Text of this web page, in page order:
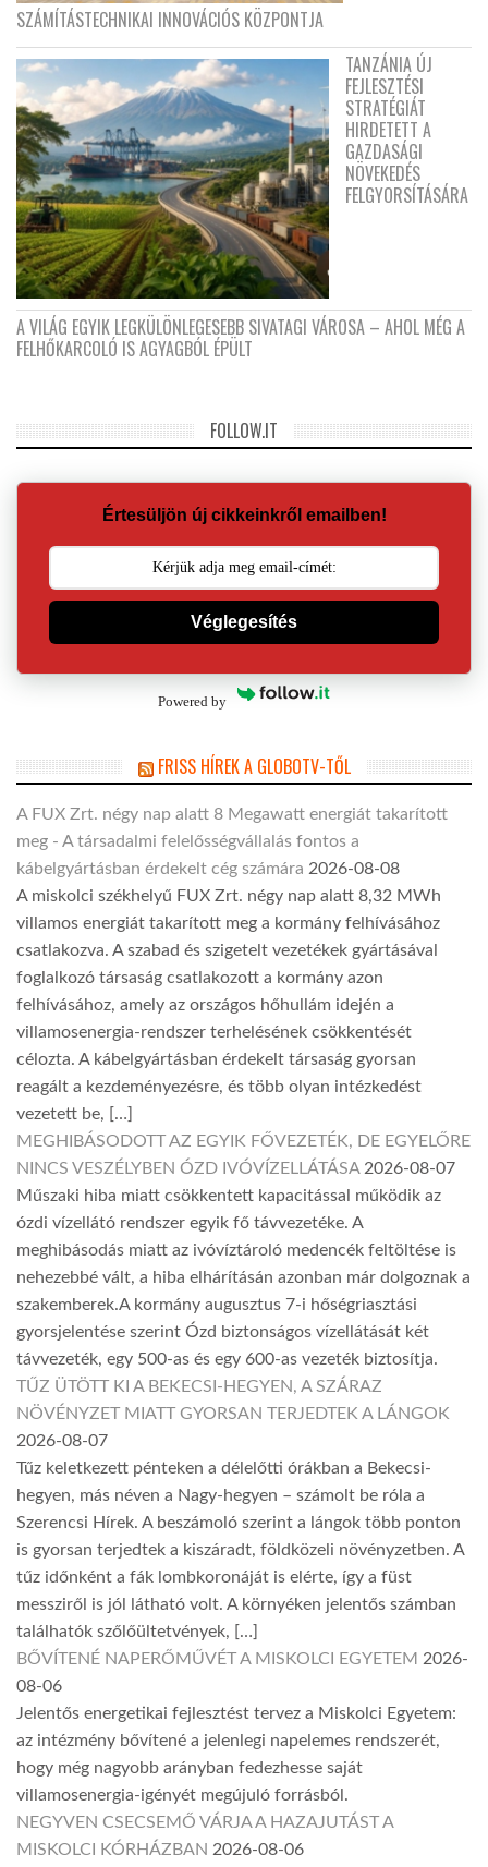
SZÁMÍTÁSTECHNIKAI INNOVÁCIÓS KÖZPONTJA
TANZÁNIA ÚJ
FEJLESZTÉSI
STRATÉGIÁT
HIRDETETT A
GAZDASÁGI
NÖVEKEDÉS
FELGYORSÍTÁSÁRA
A VILÁG EGYIK LEGKÜLÖNLEGESEBB SIVATAGI VÁROSA – AHOL MÉG A
FELHŐKARCOLÓ IS AGYAGBÓL ÉPÜLT
FOLLOW.IT
Értesüljön új cikkeinkről emailben!
Véglegesítés
Powered by
FRISS HÍREK A GLOBOTV-TŐL
A FUX Zrt. négy nap alatt 8 Megawatt energiát takarított
meg - A társadalmi felelősségvállalás fontos a
kábelgyártásban érdekelt cég számára 2026-08-08
A miskolci székhelyű FUX Zrt. négy nap alatt 8,32 MWh
villamos energiát takarított meg a kormány felhívásához
csatlakozva. A szabad és szigetelt vezetékek gyártásával
foglalkozó társaság csatlakozott a kormány azon
felhívásához, amely az országos hőhullám idején a
villamosenergia-rendszer terhelésének csökkentését
célozta. A kábelgyártásban érdekelt társaság gyorsan
reagált a kezdeményezésre, és több olyan intézkedést
vezetett be, […]
MEGHIBÁSODOTT AZ EGYIK FŐVEZETÉK, DE EGYELŐRE
NINCS VESZÉLYBEN ÓZD IVÓVÍZELLÁTÁSA 2026-08-07
Műszaki hiba miatt csökkentett kapacitással működik az
ózdi vízellátó rendszer egyik fő távvezetéke. A
meghibásodás miatt az ivóvíztároló medencék feltöltése is
nehezebbé vált, a hiba elhárításán azonban már dolgoznak a
szakemberek.A kormány augusztus 7-i hőségriasztási
gyorsjelentése szerint Ózd biztonságos vízellátását két
távvezeték, egy 500-as és egy 600-as vezeték biztosítja.
TŰZ ÜTÖTT KI A BEKECSI-HEGYEN, A SZÁRAZ
NÖVÉNYZET MIATT GYORSAN TERJEDTEK A LÁNGOK
2026-08-07
Tűz keletkezett pénteken a délelőtti órákban a Bekecsi-
hegyen, más néven a Nagy-hegyen – számolt be róla a
Szerencsi Hírek. A beszámoló szerint a lángok több ponton
is gyorsan terjedtek a kiszáradt, földközeli növényzetben. A
tűz időnként a fák lombkoronáját is elérte, így a füst
messziről is jól látható volt. A környéken jelentős számban
találhatók szőlőültetvények, […]
BŐVÍTENÉ NAPERŐMŰVÉT A MISKOLCI EGYETEM 2026-
08-06
Jelentős energetikai fejlesztést tervez a Miskolci Egyetem:
az intézmény bővítené a jelenlegi napelemes rendszerét,
hogy még nagyobb arányban fedezhesse saját
villamosenergia-igényét megújuló forrásból.
NEGYVEN CSECSEMŐ VÁRJA A HAZAJUTÁST A
MISKOLCI KÓRHÁZBAN 2026-08-06